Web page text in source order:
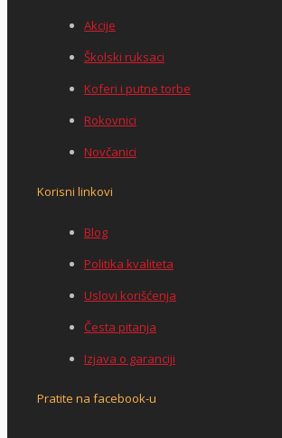
Akcije
Školski ruksaci
Koferi i putne torbe
Rokovnici
Novčanici
Korisni linkovi
Blog
Politika kvaliteta
Uslovi korišćenja
Česta pitanja
Izjava o garanciji
Pratite na facebook-u